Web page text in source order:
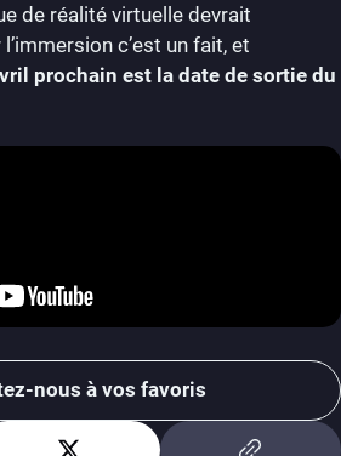
de réalité virtuelle devrait
c’est un fait, et
prochain est la date de sortie du
nous à vos favoris